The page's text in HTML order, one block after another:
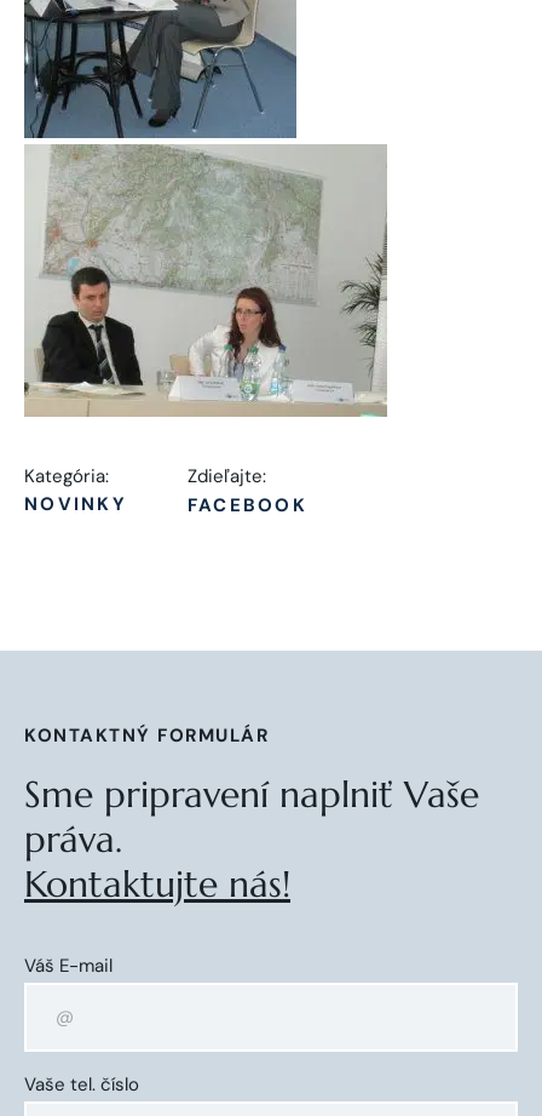
Kategória:
NOVINKY
Zdieľajte:
FACEBOOK
KONTAKTNÝ FORMULÁR
Sme pripravení naplniť Vaše
práva.
Kontaktujte nás!
Váš E-mail
Vaše tel. číslo